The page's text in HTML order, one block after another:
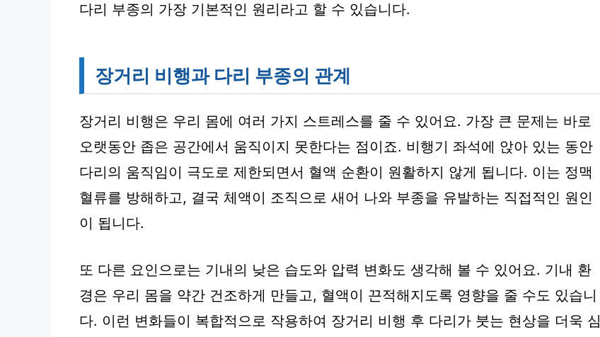
다리 부종의 가장 기본적인 원리라고 할 수 있습니다.
장거리 비행과 다리 부종의 관계
장거리 비행은 우리 몸에 여러 가지 스트레스를 줄 수 있어요. 가장 큰 문제는 바로
오랫동안 좁은 공간에서 움직이지 못한다는 점이죠. 비행기 좌석에 앉아 있는 동안
다리의 움직임이 극도로 제한되면서 혈액 순환이 원활하지 않게 됩니다. 이는 정맥
혈류를 방해하고, 결국 체액이 조직으로 새어 나와 부종을 유발하는 직접적인 원인
이 됩니다.
또 다른 요인으로는 기내의 낮은 습도와 압력 변화도 생각해 볼 수 있어요. 기내 환
경은 우리 몸을 약간 건조하게 만들고, 혈액이 끈적해지도록 영향을 줄 수도 있습니
다. 이런 변화들이 복합적으로 작용하여 장거리 비행 후 다리가 붓는 현상을 더욱 심